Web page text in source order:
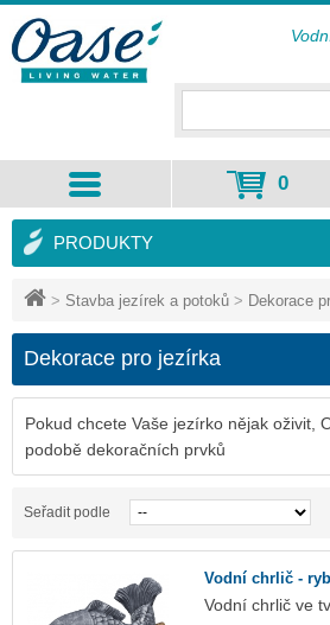
> Stavba jezírek a potoků > Dekorace
Dekorace pro jezírka
Pokud chcete Vaše jezírko nějak oživit,
podobě dekoračních prvků
Seřadit podle
Vodní chrlič -
Vodní chrlič ve
PRODUKTY
0